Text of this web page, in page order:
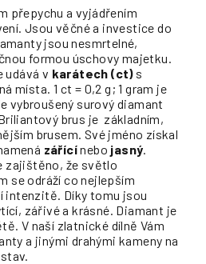
přepychu a vyjádřením
Jsou věčné a investice do
jsou nesmrtelné,
formou úschovy majetku.
udává v karátech (ct)s
místa. 1 ct = 0,2 g; 1 gram je
vybroušený surový diamant
brus je základním,
brusem. Své jméno získal
zářícínebo jasný.
zajištěno, že světlo
se odráží co nejlepším
intenzitě. Díky tomu jsou
zářivé a krásné. Diamant je
V naší zlatnické dílně Vám
a jinými drahými kameny na